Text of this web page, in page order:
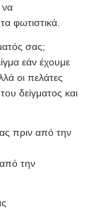
να
φωτιστικά.
σας;
εάν έχουμε
οι πελάτες
δείγματος και
πριν από την
την